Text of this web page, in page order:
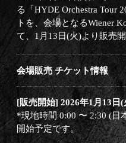
る「HYDE Orchestra Tour
トを、会場となるWiener
て、1月13日(火)より販売
会場販売 チケット情報
[販売開始] 2026年1月13日(
*現地時間 0:00 〜 2:30 (日
開始予定です。